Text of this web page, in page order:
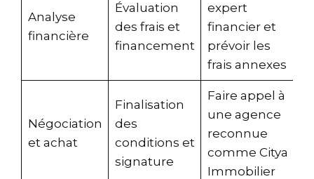
Analyse
financière
Évaluation
des frais et
financement
expert
financier et
prévoir les
frais annexes
Négociation
et achat
Finalisation
des
conditions et
signature
Faire appel à
une agence
reconnue
comme Citya
Immobilier